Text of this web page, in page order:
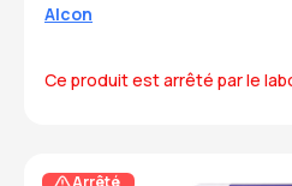
Alcon
Ce produit est arrêté par le
Arrêté